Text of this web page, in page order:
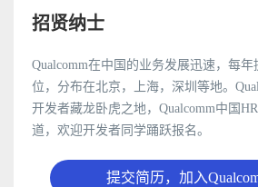
招贤纳士
Qualcomm在中国的业务发展迅速，每
位，分布在北京，上海，深圳等地。
开发者藏龙卧虎之地，Qualcomm中国
道，欢迎开发者同学踊跃报名。
提交简历，加入